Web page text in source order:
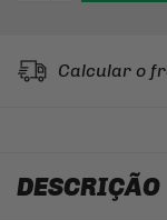
Calcular o
DESCRIÇÃO